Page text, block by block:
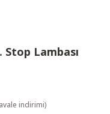
Stop Lambası
indirimi)